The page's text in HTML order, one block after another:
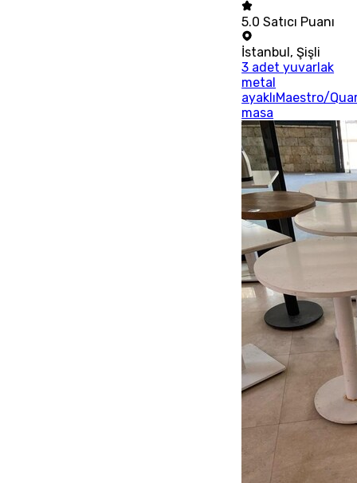
5.0 Satıcı Puanı
İstanbul,Şişli
3 adet yuvarlak
metal
ayaklıMaestro/
masa